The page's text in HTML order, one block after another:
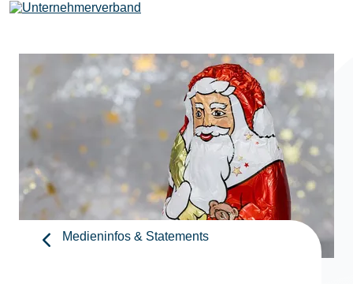
Leistungen
Mitglieder
[uv]campus | Seminare
Medieninfos & Statements